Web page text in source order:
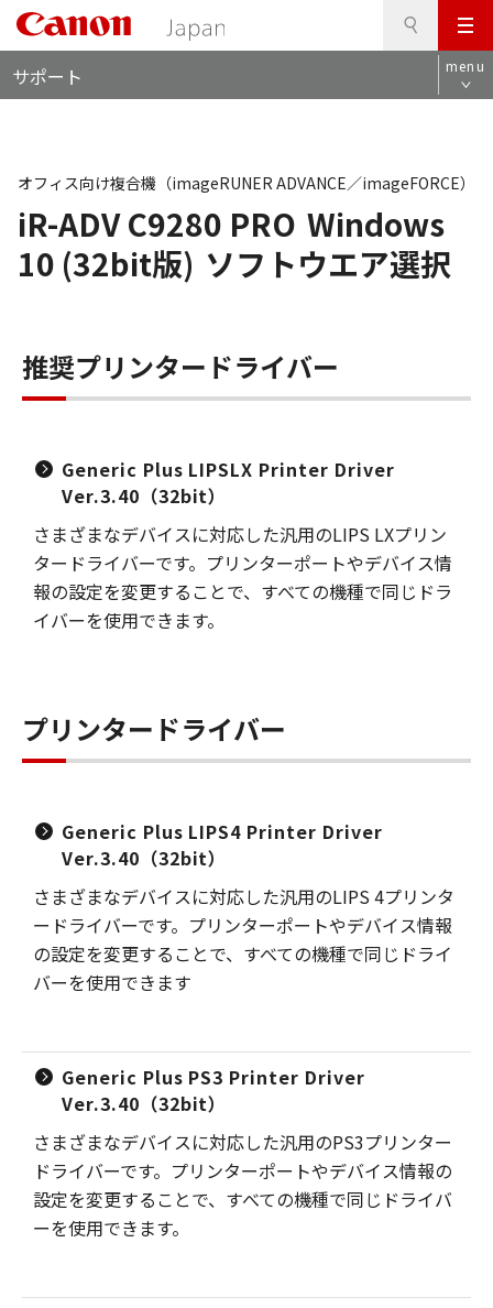
メ
ニ
ュ
サポート menu
iR-ADV C9280 PRO Windows
10 (32bit版) ソフトウエア選択
オフィス向け複合機（imageRUNER ADVANCE／imageFORCE）
推奨プリンタードライバー
Generic Plus LIPSLX Printer Driver
Ver.3.40（32bit）
さまざまなデバイスに対応した汎用のLIPS LXプリン
タードライバーです。プリンターポートやデバイス情
報の設定を変更することで、すべての機種で同じドラ
イバーを使用できます。
プリンタードライバー
Generic Plus LIPS4 Printer Driver
Ver.3.40（32bit）
さまざまなデバイスに対応した汎用のLIPS 4プリンタ
ードライバーです。プリンターポートやデバイス情報
の設定を変更することで、すべての機種で同じドライ
バーを使用できます
Generic Plus PS3 Printer Driver
Ver.3.40（32bit）
さまざまなデバイスに対応した汎用のPS3プリンター
ドライバーです。プリンターポートやデバイス情報の
設定を変更することで、すべての機種で同じドライバ
ーを使用できます。